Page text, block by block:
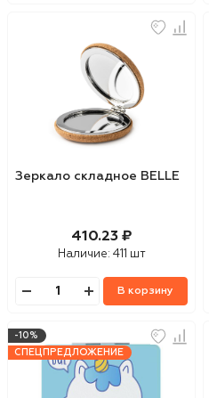
Зеркало складное BELLE
410.23 ₽
Наличие: 411 шт
В корзину
-10%
СПЕЦПРЕДЛОЖЕНИЕ